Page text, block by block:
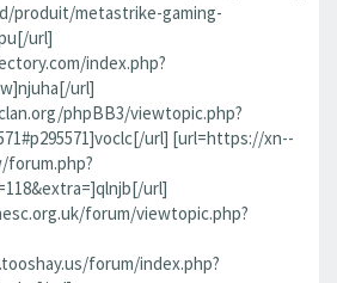
produit/metastrike-gaming-
url]
index.php?
url]
phpBB3/viewtopic.php?
url] [url=https://xn--
forum.php?
url]
forum/viewtopic.php?
forum/index.php?